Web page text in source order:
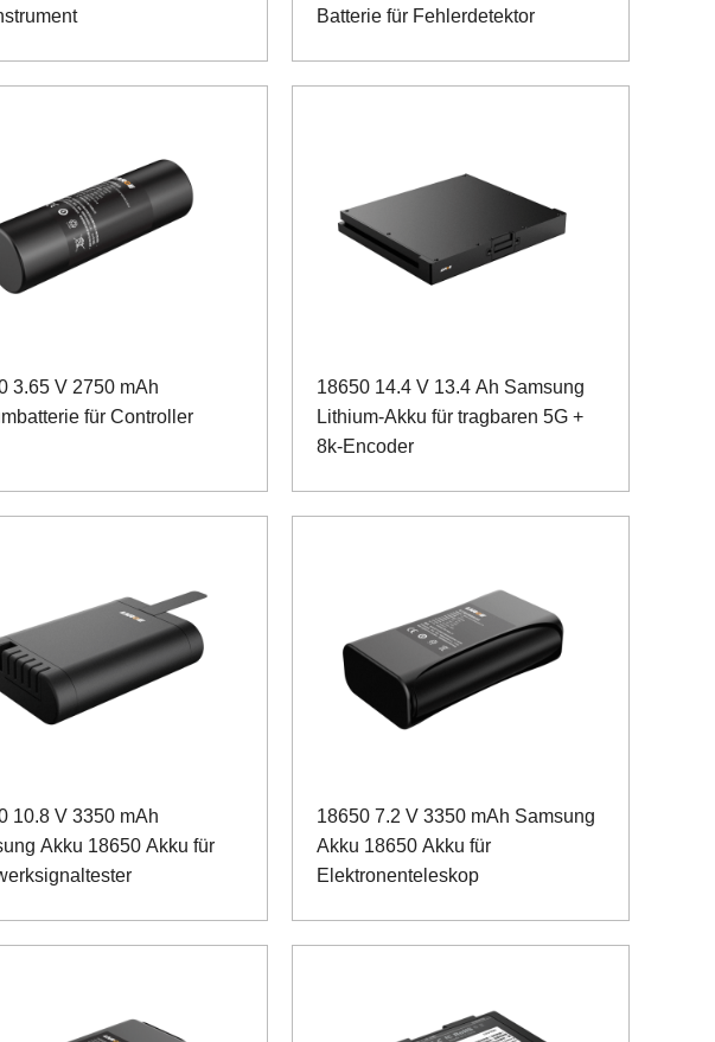
Batterie für Fehlerdetektor
3.65 V 2750 mAh
für Controller
18650 14.4 V 13.4 Ah Samsung
Lithium-Akku für tragbaren 5G +
8k-Encoder
10.8 V 3350 mAh
Akku 18650 Akku für
18650 7.2 V 3350 mAh Samsung
Akku 18650 Akku für
Elektronenteleskop